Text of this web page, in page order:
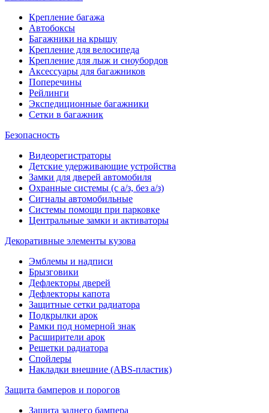
Крепление багажа
Автобоксы
Багажники на крышу
Крепление для велосипеда
Крепление для лыж и сноубордов
Аксессуары для багажников
Поперечины
Рейлинги
Экспедиционные багажники
Сетки в багажник
Безопасность
Видеорегистраторы
Детские удерживающие устройства
Замки для дверей автомобиля
Охранные системы (с а/з, без а/з)
Сигналы автомобильные
Системы помощи при парковке
Центральные замки и активаторы
Декоративные элементы кузова
Эмблемы и надписи
Брызговики
Дефлекторы дверей
Дефлекторы капота
Защитные сетки радиатора
Подкрылки арок
Рамки под номерной знак
Расширители арок
Решетки радиатора
Спойлеры
Накладки внешние (ABS-пластик)
Защита бамперов и порогов
Защита заднего бампера